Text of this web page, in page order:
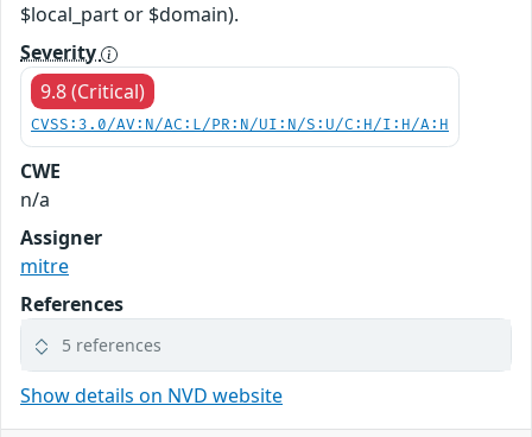
$local_part or $domain).
Severity
9.8 (Critical)
CVSS:3.0/AV:N/AC:L/PR:N/UI:N/S:U/C:H/I:H/A:H
CWE
n/a
Assigner
mitre
References
5 references
Show details on NVD website